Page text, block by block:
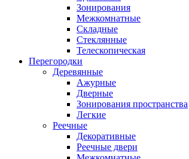
Зонирования
Межкомнатные
Складные
Стеклянные
Телескопическая
Перегородки
Деревянные
Ажурные
Дверные
Зонирования пространства
Легкие
Реечные
Декоративные
Реечные двери